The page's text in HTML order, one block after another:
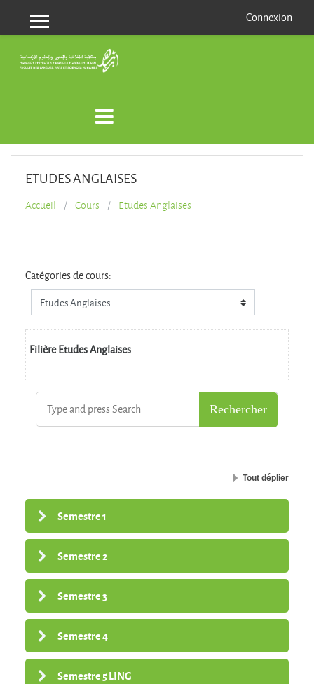
Panneau latéral Connexion
ETUDES ANGLAISES
Accueil Cours Etudes Anglaises
Catégories de cours:
Filière Etudes Anglaises
Tout déplier
Semestre 1
Semestre 2
Semestre 3
Semestre 4
Semestre 5 LING